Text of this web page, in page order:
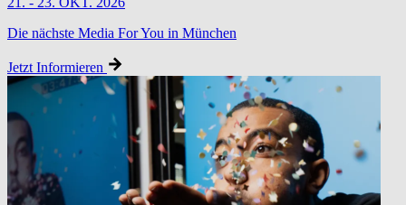
Die nächste Media For You in München
Jetzt Informieren